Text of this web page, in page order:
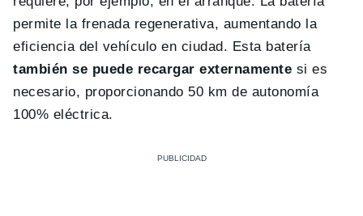
permite la frenada regenerativa, aumentando la
eficiencia del vehículo en ciudad. Esta batería
también se puede recargar externamente si es
necesario, proporcionando 50 km de autonomía
100% eléctrica.